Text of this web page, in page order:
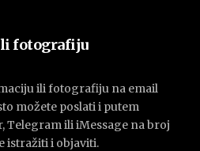
fotografiju
ili fotografiju na email
možete poslati i putem
Telegram ili iMessage na broj
istražiti i objaviti.